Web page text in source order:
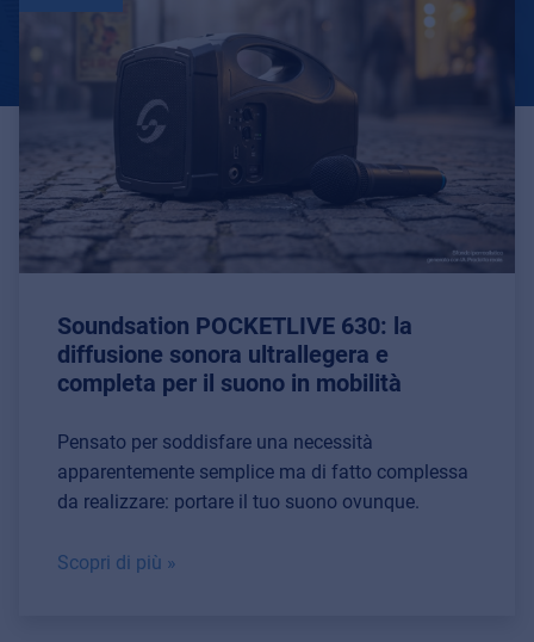
Soundsation POCKETLIVE 630: la
diffusione sonora ultrallegera e
completa per il suono in mobilità
Pensato per soddisfare una necessità
apparentemente semplice ma di fatto complessa
da realizzare: portare il tuo suono ovunque.
Scopri di più »